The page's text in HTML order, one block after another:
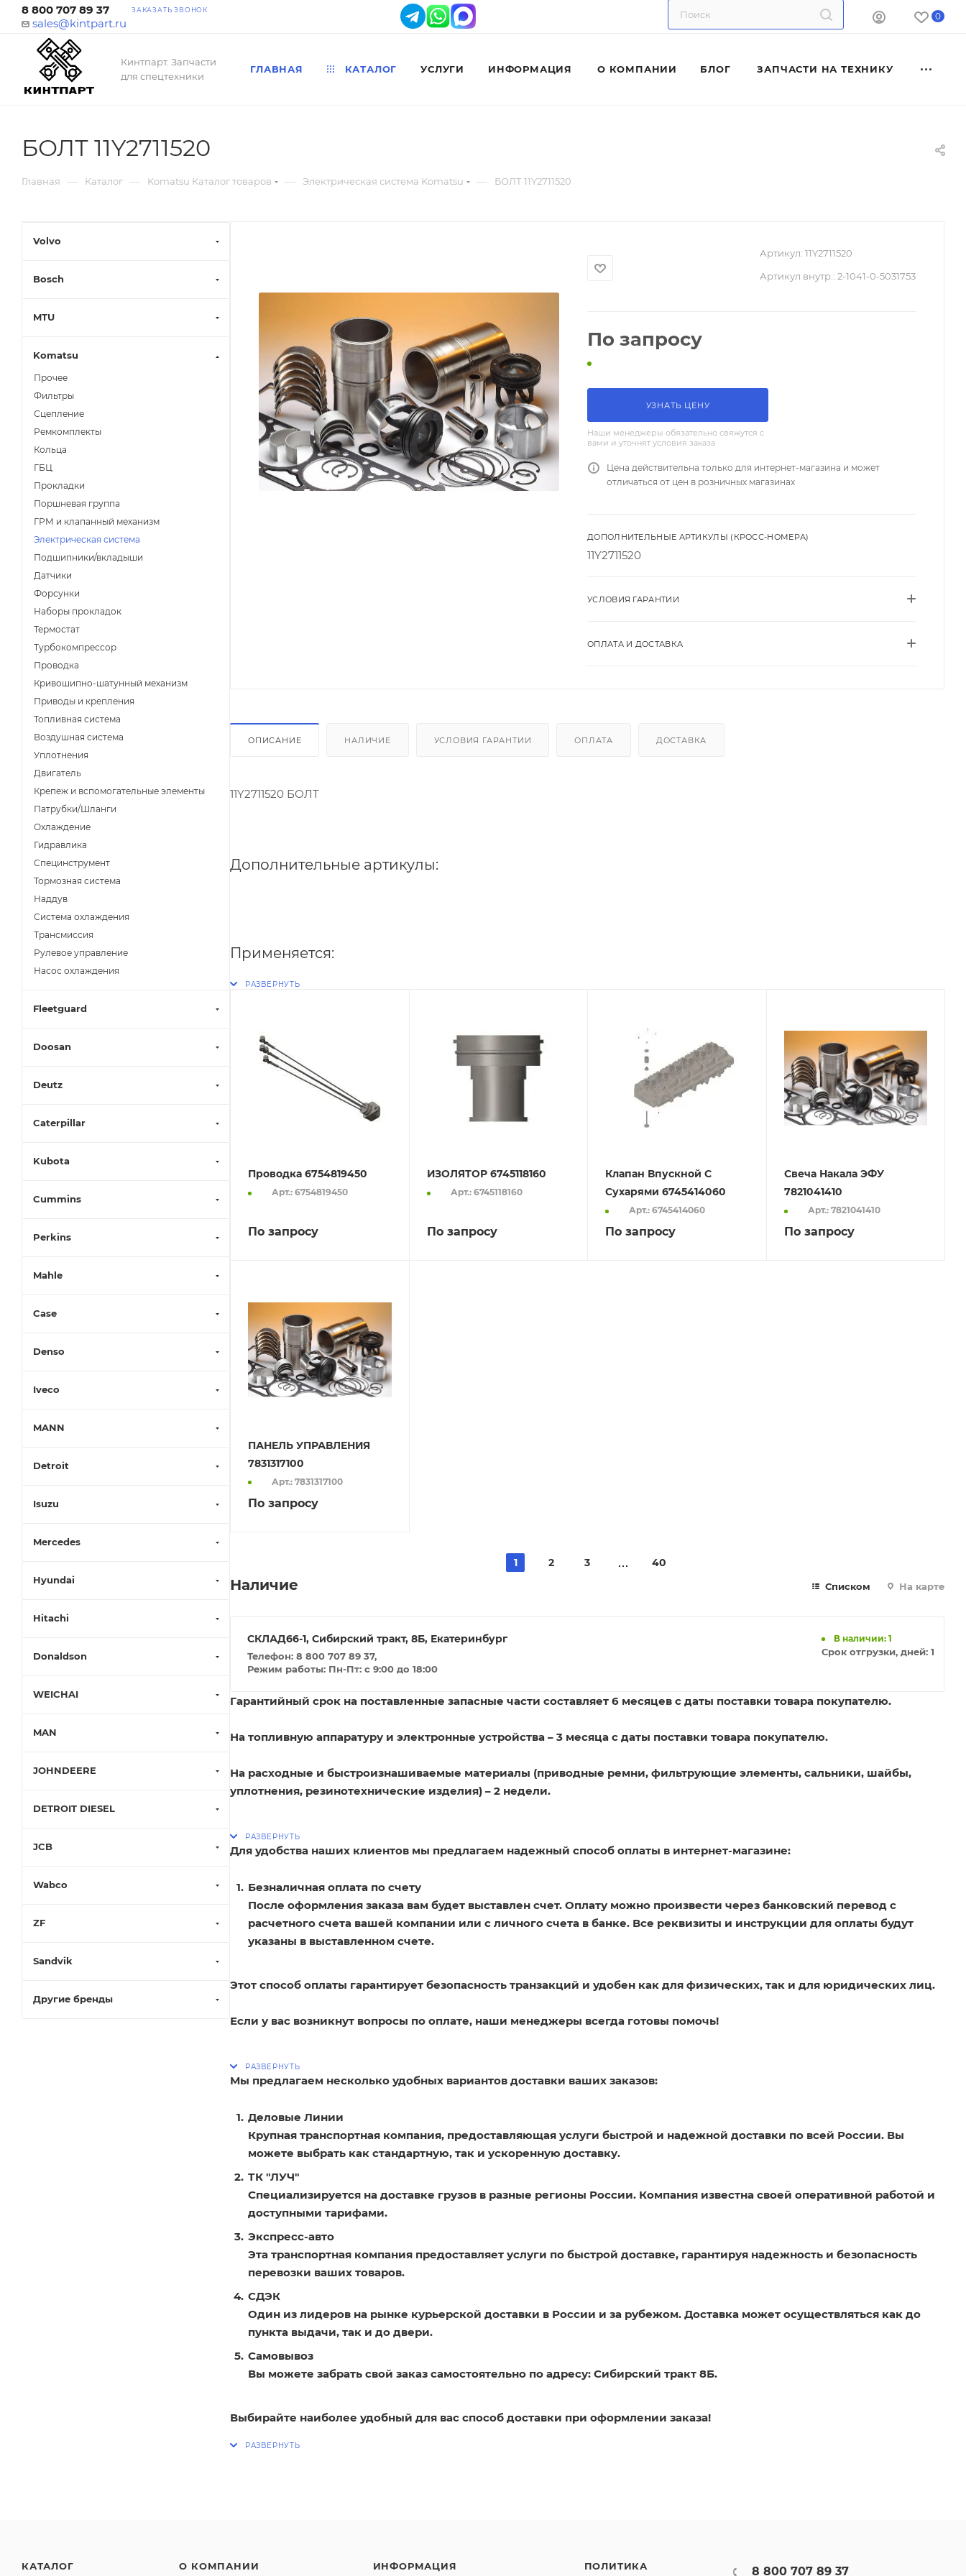
8 800 707 89 37 ЗАКАЗАТЬ ЗВОНОК
sales@kintpart.ru
0
Кинтпарт. Запчасти
для спецтехники
ГЛАВНАЯ КАТАЛОГ УСЛУГИ ИНФОРМАЦИЯ О КОМПАНИИ БЛОГ ЗАПЧАСТИ НА ТЕХНИКУ
БОЛТ 11Y2711520
Главная — Каталог — Komatsu Каталог товаров — Электрическая система Komatsu — БОЛТ 11Y2711520
Артикул: 11Y2711520
Артикул внутр.: 2-1041-0-5031753
По запросу
УЗНАТЬ ЦЕНУ
Наши менеджеры обязательно свяжутся с
вами и уточнят условия заказа
Цена действительна только для интернет-магазина и может
отличаться от цен в розничных магазинах
ДОПОЛНИТЕЛЬНЫЕ АРТИКУЛЫ (КРОСС-НОМЕРА)
11Y2711520
УСЛОВИЯ ГАРАНТИИ
ОПЛАТА И ДОСТАВКА
ОПИСАНИЕ НАЛИЧИЕ УСЛОВИЯ ГАРАНТИИ ОПЛАТА ДОСТАВКА
11Y2711520 БОЛТ
Дополнительные артикулы:
Применяется:
Проводка 6754819450
Арт.: 6754819450
По запросу
ИЗОЛЯТОР 6745118160
Арт.: 6745118160
По запросу
Клапан Впускной С
Сухарями 6745414060
Арт.: 6745414060
По запросу
Свеча Накала ЭФУ
7821041410
Арт.: 7821041410
По запросу
ПАНЕЛЬ УПРАВЛЕНИЯ
7831317100
Арт.: 7831317100
По запросу
1 2 3 40
Наличие Списком На карте
СКЛАД66-1, Сибирский тракт, 8Б, Екатеринбург
Телефон: 8 800 707 89 37,
Режим работы: Пн-Пт: с 9:00 до 18:00
В наличии: 1
Срок отгрузки, дней: 1
Гарантийный срок на поставленные запасные части составляет 6 месяцев с даты поставки товара покупателю.
На топливную аппаратуру и электронные устройства – 3 месяца с даты поставки товара покупателю.
На расходные и быстроизнашиваемые материалы (приводные ремни, фильтрующие элементы, сальники, шайбы,
уплотнения, резинотехнические изделия) – 2 недели.
Для удобства наших клиентов мы предлагаем надежный способ оплаты в интернет-магазине:
Безналичная оплата по счету
После оформления заказа вам будет выставлен счет. Оплату можно произвести через банковский перевод с
расчетного счета вашей компании или с личного счета в банке. Все реквизиты и инструкции для оплаты будут
указаны в выставленном счете.
Этот способ оплаты гарантирует безопасность транзакций и удобен как для физических, так и для юридических лиц.
Если у вас возникнут вопросы по оплате, наши менеджеры всегда готовы помочь!
Мы предлагаем несколько удобных вариантов доставки ваших заказов:
Деловые Линии
Крупная транспортная компания, предоставляющая услуги быстрой и надежной доставки по всей России. Вы
можете выбрать как стандартную, так и ускоренную доставку.
ТК "ЛУЧ"
Специализируется на доставке грузов в разные регионы России. Компания известна своей оперативной работой и
доступными тарифами.
Экспресс-авто
Эта транспортная компания предоставляет услуги по быстрой доставке, гарантируя надежность и безопасность
перевозки ваших товаров.
СДЭК
Один из лидеров на рынке курьерской доставки в России и за рубежом. Доставка может осуществляться как до
пункта выдачи, так и до двери.
Самовывоз
Вы можете забрать свой заказ самостоятельно по адресу: Сибирский тракт 8Б.
Выбирайте наиболее удобный для вас способ доставки при оформлении заказа!
Volvo
Bosch
MTU
Komatsu
Прочее
Фильтры
Сцепление
Ремкомплекты
Кольца
ГБЦ
Прокладки
Поршневая группа
ГРМ и клапанный механизм
Электрическая система
Подшипники/вкладыши
Датчики
Форсунки
Наборы прокладок
Термостат
Турбокомпрессор
Проводка
Кривошипно-шатунный механизм
Приводы и крепления
Топливная система
Воздушная система
Уплотнения
Двигатель
Крепеж и вспомогательные элементы
Патрубки/Шланги
Охлаждение
Гидравлика
Специнструмент
Тормозная система
Наддув
Система охлаждения
Трансмиссия
Рулевое управление
Насос охлаждения
Fleetguard
Doosan
Deutz
Caterpillar
Kubota
Cummins
Perkins
Mahle
Case
Denso
Iveco
MANN
Detroit
Isuzu
Mercedes
Hyundai
Hitachi
Donaldson
WEICHAI
MAN
JOHNDEERE
DETROIT DIESEL
JCB
Wabco
ZF
Sandvik
Другие бренды
КАТАЛОГ О КОМПАНИИ ИНФОРМАЦИЯ
ПОЛИТИКА
8 800 707 89 37